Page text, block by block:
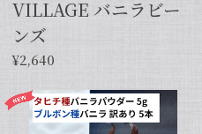
VILLAGE バニラビー
ンズ
¥2,640